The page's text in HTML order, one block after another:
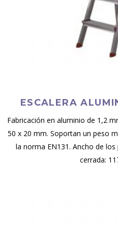
ESCALERA
Fabricación en aluminio de 1,2
50 x 20 mm. Soportan un peso
la norma EN131. Ancho de
cerrada: